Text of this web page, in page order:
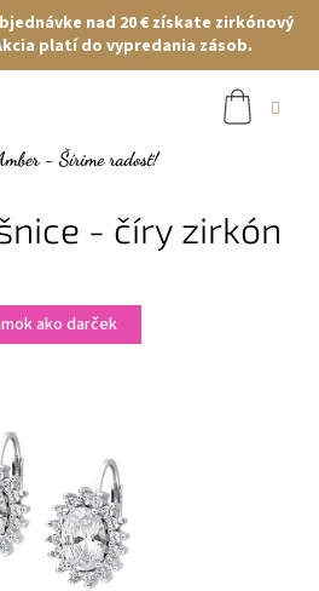
nad 20 € získate zirkónový
platí do vypredania zásob.
- číry zirkón
ako darček